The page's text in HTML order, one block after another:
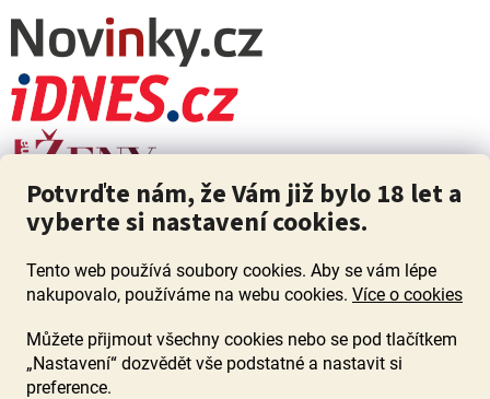
Potvrďte nám, že Vám již bylo 18 let a
vyberte si nastavení cookies.
Tento web používá soubory cookies. Aby se vám lépe
nakupovalo, používáme na webu cookies. Více o cookies
Můžete přijmout všechny cookies nebo se pod tlačítkem
„Nastavení“ dozvědět vše podstatné a nastavit si
preference.
ZÁKAZ PRODEJE ALKOHOLU OSOBÁM MLADŠÍM 18 LET. Pijte s
mírou i když pijete s Mírou.